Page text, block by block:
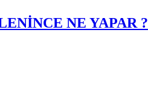
NE YAPAR ?